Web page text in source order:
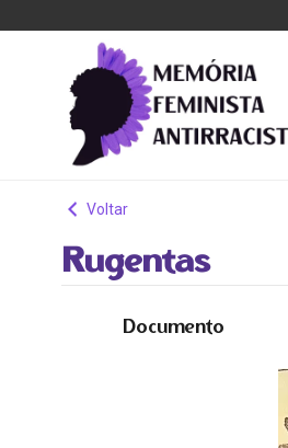
Voltar
Rugentas
Documento